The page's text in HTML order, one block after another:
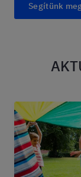
Segítünk